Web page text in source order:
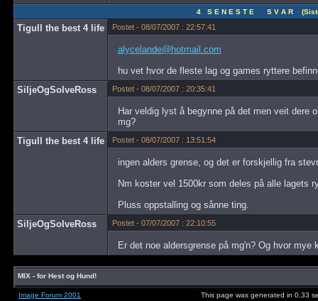
4 S E N E S T E S V A R
Tigull the best 4 life Postet - 08/07/2007 : 22:57:41
alycelande@hotmail.com
hu vet hvor de fleste lag og games ryttere
SiljeOgSolveRoss
Postet - 08/07/2007 : 20:35:41
Har veldig lyst å begynne på det men veit dere
mg?
Tigull the best 4 life
Postet - 08/07/2007 : 13:51:54
ingen alders grense, og det er forskjellig fra
Nm koster vel 1500kr som deles på alle lagets
Pluss oppstalling og sånne ting.
SiljeOgSolveRoss
Postet - 07/07/2007 : 22:10:55
Er det noe aldersgrense på mg'n? Og hvor mye
MIX - for Hest og Hund!
Image Forum 2001
This page was generated in 0,33